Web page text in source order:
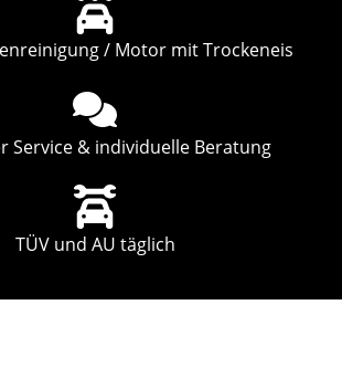
/ Motor mit Trockeneis
Service & individuelle Beratung
TÜV und AU täglich